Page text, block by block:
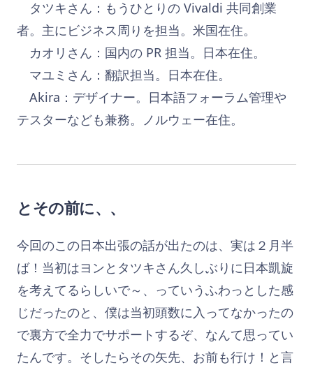
タツキさん：もうひとりの Vivaldi 共同創業
者。主にビジネス周りを担当。米国在住。
カオリさん：国内の PR 担当。日本在住。
マユミさん：翻訳担当。日本在住。
Akira：デザイナー。日本語フォーラム管理や
テスターなども兼務。ノルウェー在住。
とその前に、、
今回のこの日本出張の話が出たのは、実は２月半
ば！当初はヨンとタツキさん久しぶりに日本凱旋
を考えてるらしいで～、っていうふわっとした感
じだったのと、僕は当初頭数に入ってなかったの
で裏方で全力でサポートするぞ、なんて思ってい
たんです。そしたらその矢先、お前も行け！と言